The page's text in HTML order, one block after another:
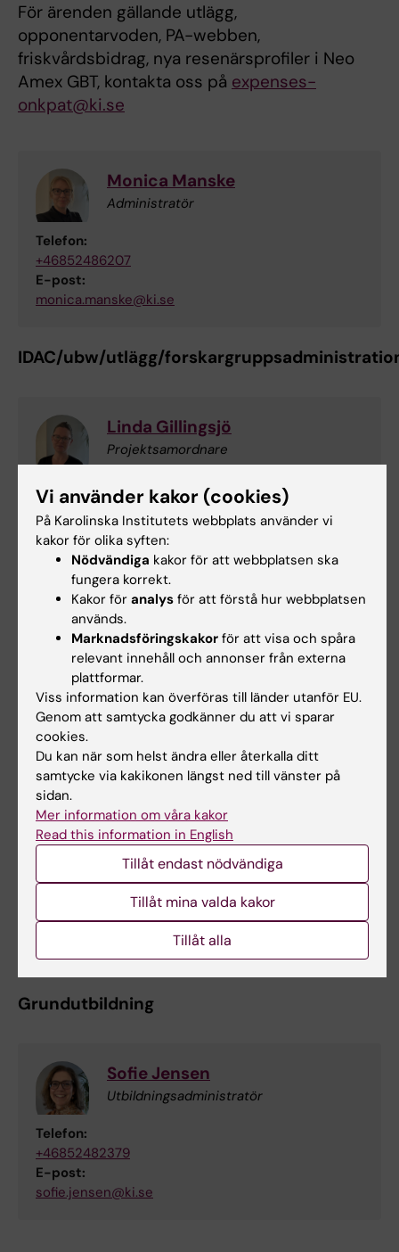
För ärenden gällande utlägg,
opponentarvoden, PA-webben,
friskvårdsbidrag, nya resenärsprofiler i Neo
Amex GBT, kontakta oss på expenses-
onkpat@ki.se
Monica Manske
Administratör
Telefon:
+46852486207
E-post:
monica.manske@ki.se
IDAC/ubw/utlägg/
Linda Gillingsjö
Projektsamordnare
Telefon:
+46852486226
E-post:
linda.gillingsjo@ki.se
Utbildningsadministration
Forskarutbildning
Erika Rindsjö
Administratör
Telefon:
+46852486206
E-post:
erika.rindsjo@ki.se
Forskarutbildningsadministratör och kommunikatör
vid inst. för onkologi-patologi. Ansvarar för
administration kring doktorander och för
institutionens interna och externa kommunikation
Grundutbildning
Sofie Jensen
Utbildningsadministratör
Telefon:
+46852482379
E-post:
sofie.jensen@ki.se
Vi använder kakor (cookies)
På Karolinska Institutets webbplats använder vi
kakor för olika syften:
Nödvändiga kakor för att webbplatsen ska
fungera korrekt.
Kakor för analys för att förstå hur webbplatsen
används.
Marknadsföringskakor för att visa och spåra
relevant innehåll och annonser från externa
plattformar.
Viss information kan överföras till länder utanför EU.
Genom att samtycka godkänner du att vi sparar
cookies.
Du kan när som helst ändra eller återkalla ditt
samtycke via kakikonen längst ned till vänster på
sidan.
Mer information om våra kakor
Read this information in English
Tillåt endast nödvändiga
Tillåt mina valda kakor
Tillåt alla